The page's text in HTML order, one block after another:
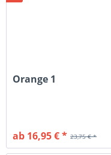
Orange 1
23,75 € *
ab 16,95 € *